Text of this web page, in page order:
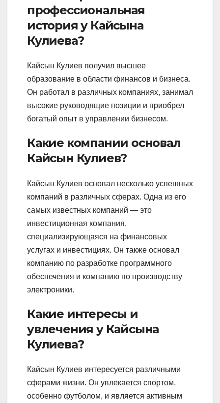
профессиональная
история у Кайсына
Кулиева?
Кайсын Кулиев получил высшее
образование в области финансов и бизнеса.
Он работал в различных компаниях, занимал
высокие руководящие позиции и приобрел
богатый опыт в управлении бизнесом.
Какие компании основал
Кайсын Кулиев?
Кайсын Кулиев основал несколько успешных
компаний в различных сферах. Одна из его
самых известных компаний — это
инвестиционная компания,
специализирующаяся на финансовых
услугах и инвестициях. Он также основал
компанию по разработке программного
обеспечения и компанию по производству
электроники.
Какие интересы и
увлечения у Кайсына
Кулиева?
Кайсын Кулиев интересуется различными
сферами жизни. Он увлекается спортом,
особенно футболом, и является активным